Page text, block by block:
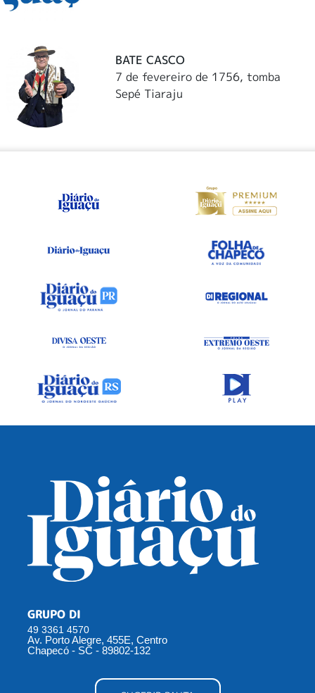
BATE CASCO
7 de fevereiro de 1756, tomba
Sepé Tiaraju
GRUPO DI
49 3361 4570
Av. Porto Alegre, 455E, Centro
Chapecó - SC - 89802-132